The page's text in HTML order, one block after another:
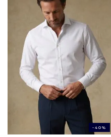
-40%